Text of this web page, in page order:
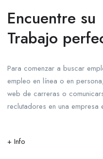
Encuentre su
Trabajo
Para comenzar a buscar
empleo en línea o en
web de carreras o
reclutadores en una
+ Info